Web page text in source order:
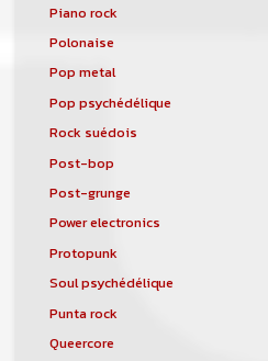
Piano rock
Polonaise
Pop metal
Pop psychédélique
Rock suédois
Post-bop
Post-grunge
Power electronics
Protopunk
Soul psychédélique
Punta rock
Queercore